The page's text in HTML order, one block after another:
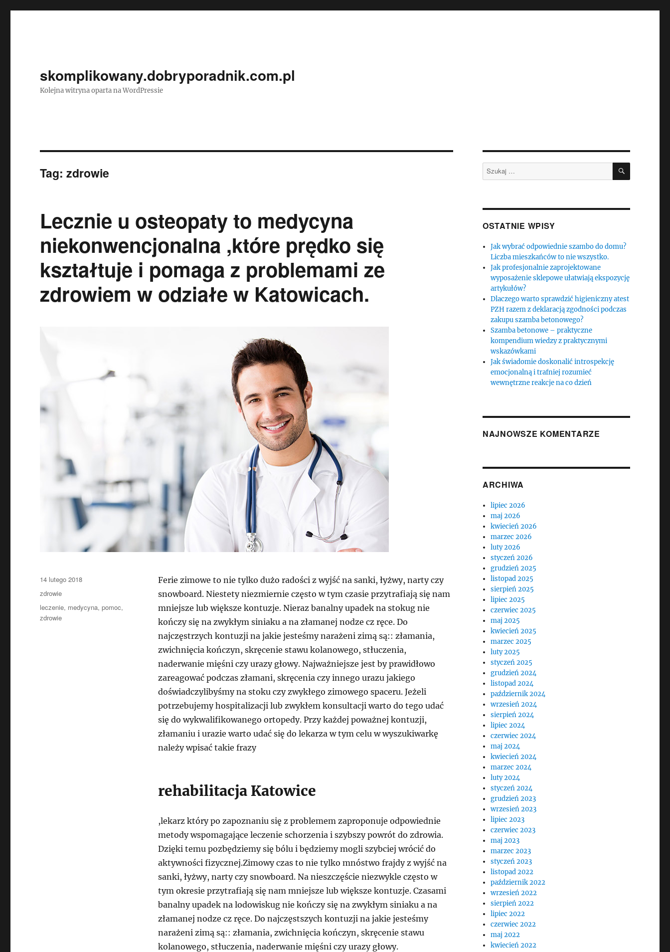
skomplikowany.dobryporadnik.com.pl
Kolejna witryna oparta na WordPressie
Tag:zdrowie
Lecznie u osteopaty to medycyna
niekonwencjonalna ,które prędko się
kształtuje i pomaga z problemami ze
zdrowiem w odziałe w Katowicach.
Ferie zimowe to nie tylko dużo radości z wyjść na sanki, łyżwy, narty czy
snowboard. Niestety niezmiernie często w tym czasie przytrafiają się nam
mniejsze lub większe kontuzje. Nieraz banalny upadek na stokug nie
kończy się na zwykłym siniaku a na złamanej nodze cz ręce. Do
najczęstrzych kontuzji na jakie jesteśmy narażeni zimą są:: złamania,
zwichnięcia kończyn, skręcenie stawu kolanowego, stłuczenia,
naderwanie mięśni czy urazy głowy. Najważniejsze jest by prawidłowo
zareagować podczas złamani, skręcenia czy innego urazu jakiego
doświadczylibyśmy na stoku czy zwykłego zimowego spaceru. Jeżeli
potrzebujemy hospitalizacji lub zwykłem konsultacji warto do tego udać
się do wykwalifikowanego ortopedy. Przy każdej poważnej kontuzji,
złamaniu i urazie warto udać się do lekarza w tym celu w wyszukiwarkę
należy wpisać takie frazy
rehabilitacja Katowice
,lekarz który po zapoznaniu się z problemem zaproponuje odpowiednie
metody wspomagające leczenie schorzenia i szybszy powrót do zdrowia.
Dzięki temu pozbędziemy się bólu i będziemy mogli szybciej wrócić do
aktywności fizycznej.Zimowy czas to nie tylko mnóstwo frajdy z wyjść na
sanki, łyżwy, narty czy snowboard. Na nieszczęście niezwykle często w
tym okresie przytrafiają się nam mniejsze lub większe kontuzje. Czasami
banalny upadek na lodowiskug nie kończy się na zwykłym siniaku a na
złamanej nodze cz ręce. Do najczęstszych kontuzji na jakie jesteśmy
narażeni zimą są:: złamania, zwichnięcia kończyn, skręcenie stawu
kolanowego, stłuczenia, naderwanie mięśni czy urazy głowy.
Data
publikacji
14 lutego 2018
Kategorie
zdrowie
Tagi
leczenie, medycyna,pomoc,
zdrowie
Szukaj: SZUKAJ
OSTATNIE WPISY
Jak wybrać odpowiednie szambo do domu?
Liczba mieszkańców to nie wszystko.
Jak profesjonalnie zaprojektowane
wyposażenie sklepowe ułatwiają ekspozycję
artykułów?
Dlaczego warto sprawdzić higieniczny atest
PZH razem z deklaracją zgodności podczas
zakupu szamba betonowego?
Szamba betonowe – praktyczne
kompendium wiedzy z praktycznymi
wskazówkami
Jak świadomie doskonalić introspekcję
emocjonalną i trafniej rozumieć
wewnętrzne reakcje na co dzień
NAJNOWSZE KOMENTARZE
ARCHIWA
lipiec 2026
maj 2026
kwiecień 2026
marzec 2026
luty 2026
styczeń 2026
grudzień 2025
listopad 2025
sierpień 2025
lipiec 2025
czerwiec 2025
maj 2025
kwiecień 2025
marzec 2025
luty 2025
styczeń 2025
grudzień 2024
listopad 2024
październik 2024
wrzesień 2024
sierpień 2024
lipiec 2024
czerwiec 2024
maj 2024
kwiecień 2024
marzec 2024
luty 2024
styczeń 2024
grudzień 2023
wrzesień 2023
lipiec 2023
czerwiec 2023
maj 2023
marzec 2023
styczeń 2023
listopad 2022
październik 2022
wrzesień 2022
sierpień 2022
lipiec 2022
czerwiec 2022
maj 2022
kwiecień 2022